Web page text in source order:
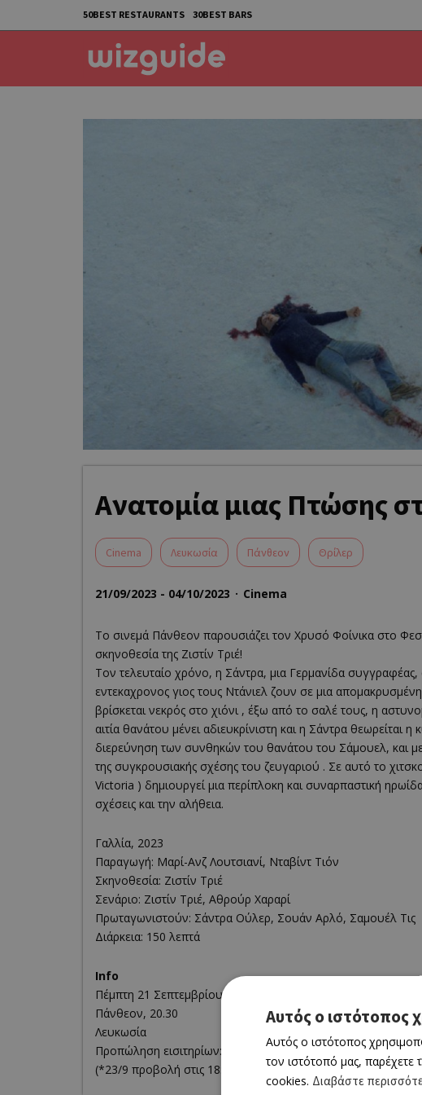
50BEST RESTAURANTS 30BEST BARS
Ανατομία μιας Πτώσης
Cinema Λευκωσία Πάνθεον Θρίλερ
21/09/2023 - 04/10/2023 Cinema
Το σινεμά Πάνθεον παρουσιάζει τον Χρυσό Φοίνικα στο
σκηνοθεσία της Ζιστίν Τριέ!
Τον τελευταίο χρόνο, η Σάντρα, μια Γερμανίδα
εντεκαχρονος γιος τους Ντάνιελ ζουν σε μια
βρίσκεται νεκρός στο χιόνι , έξω από το σαλέ τους, η
αιτία θανάτου μένει αδιευκρίνιστη και η Σάντρα θεωρείται
διερεύνηση των συνθηκών του θανάτου του Σάμουελ, και
της συγκρουσιακής σχέσης του ζευγαριού . Σε αυτό το
Victoria ) δημιουργεί μια περίπλοκη και συναρπαστική
σχέσεις και την αλήθεια.
Γαλλία, 2023
Παραγωγή: Μαρί-Ανζ Λουτσιανί, Νταβίντ Τιόν
Σκηνοθεσία: Ζιστίν Τριέ
Σενάριο: Ζιστίν Τριέ, Αθρούρ Χαραρί
Πρωταγωνιστούν: Σάντρα Ούλερ, Σουάν Αρλό, Σαμουέλ Τις
Διάρκεια: 150 λεπτά
Info
Πέμπτη 21 Σεπτεμβρίου - Τετάρτη 4 Οκτωβρίου 2023
Πάνθεον, 20.30
Λευκωσία
Προπώληση εισιτηρίων: pantheon-theatre.com
(*23/9 προβολή στις 18:00 – 27/9 η ταινία δεν θα προβληθεί)
Αυτός ο ιστότοπος
Αυτός ο ιστότοπος
τον ιστότοπό μας, παρέχετε
cookies. Διαβάστε